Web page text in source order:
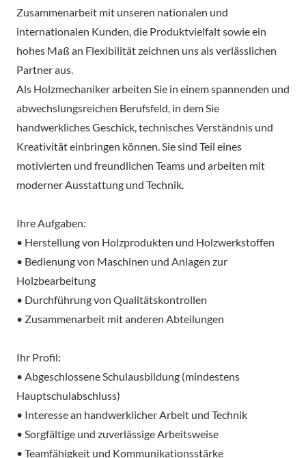
Zusammenarbeit mit unseren nationalen und
internationalen Kunden, die Produktvielfalt sowie ein
hohes Maß an Flexibilität zeichnen uns als verlässlichen
Partner aus.
Als Holzmechaniker arbeiten Sie in einem spannenden und
abwechslungsreichen Berufsfeld, in dem Sie
handwerkliches Geschick, technisches Verständnis und
Kreativität einbringen können. Sie sind Teil eines
motivierten und freundlichen Teams und arbeiten mit
moderner Ausstattung und Technik.
Ihre Aufgaben:
• Herstellung von Holzprodukten und Holzwerkstoffen
• Bedienung von Maschinen und Anlagen zur
Holzbearbeitung
• Durchführung von Qualitätskontrollen
• Zusammenarbeit mit anderen Abteilungen
Ihr Profil:
• Abgeschlossene Schulausbildung (mindestens
Hauptschulabschluss)
• Interesse an handwerklicher Arbeit und Technik
• Sorgfältige und zuverlässige Arbeitsweise
• Teamfähigkeit und Kommunikationsstärke